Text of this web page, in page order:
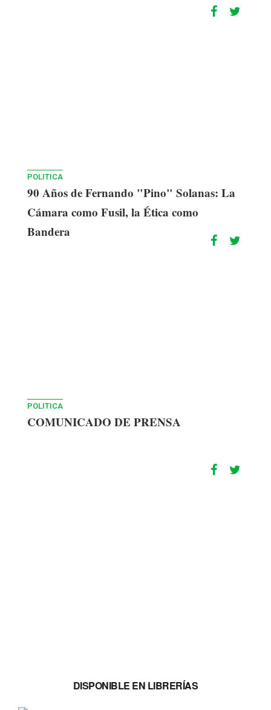
POLITICA
90 Años de Fernando "Pino" Solanas: La
Cámara como Fusil, la Ética como
Bandera
POLITICA
COMUNICADO DE PRENSA
DISPONIBLE EN LIBRERÍAS